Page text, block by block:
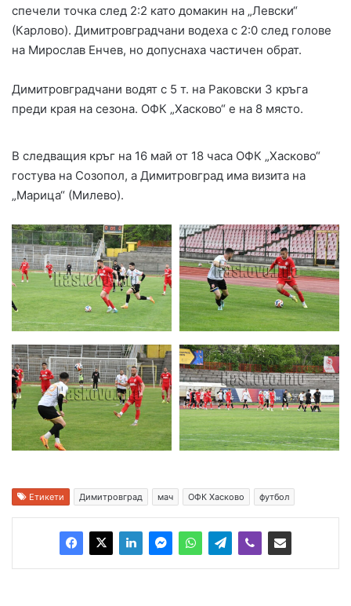
спечели точка след 2:2 като домакин на „Левски“
(Карлово). Димитровградчани водеха с 2:0 след голове
на Мирослав Енчев, но допуснаха частичен обрат.
Димитровградчани водят с 5 т. на Раковски 3 кръга
преди края на сезона. ОФК „Хасково“ е на 8 място.
В следващия кръг на 16 май от 18 часа ОФК „Хасково“
гостува на Созопол, а Димитровград има визита на
„Марица“ (Милево).
Етикети Димитровград мач ОФК Хасково футбол